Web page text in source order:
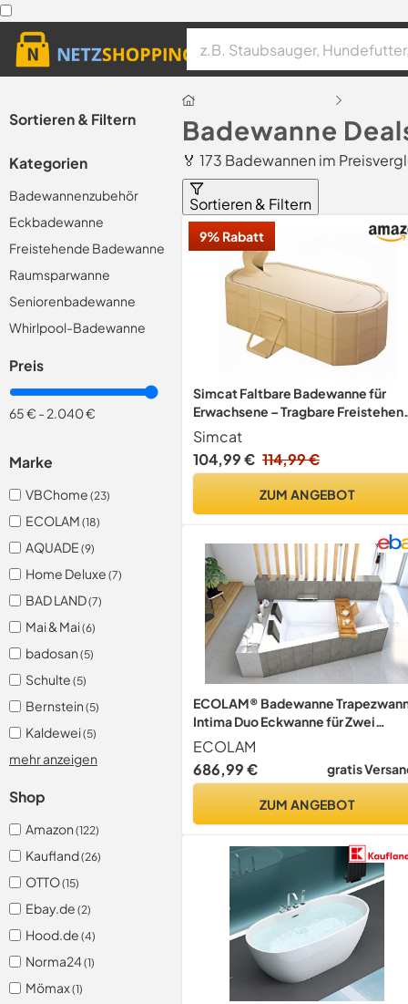
Sortieren & Filtern
Kategorien
Badewannenzubehör
Eckbadewanne
Freistehende Badewanne
Raumsparwanne
Seniorenbadewanne
Whirlpool-Badewanne
Preis
65 € - 2.040 €
Marke
VBChome (23)
ECOLAM (18)
AQUADE (9)
Home Deluxe (7)
BAD LAND(7)
Mai & Mai(6)
badosan (5)
Schulte (5)
Bernstein (5)
Kaldewei(5)
mehr anzeigen
Shop
Amazon (122)
Kaufland(26)
OTTO(15)
Ebay.de (2)
Hood.de (4)
Norma24 (1)
Mömax(1)
Badewanne
🏅 173 Badewannen im
Sortieren & Filtern
9% Rabatt
Simcat Faltbare Badewanne für
Erwachsene – Tragbare
Badewanne mit Deckel, Ideal für
Heim-SPA, Outdoor & Familien –
Extra Groß (150x55x50cm, Gelb)
Simcat
104,99 € 114,99 €
ZUM ANGEBOT
ECOLAM® Badewanne
Intima Duo Eckwanne für Zwei
170x125 cm LINKS +
Styroporverkleidung 1.041 zum
Verfliesen + Ablage Bambus + 2x
Automatik Füße Silikon
ECOLAM
686,99 €
gratis
ZUM ANGEBOT